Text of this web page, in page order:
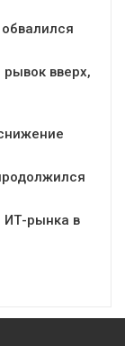
вверх,
ИТ-рынка в